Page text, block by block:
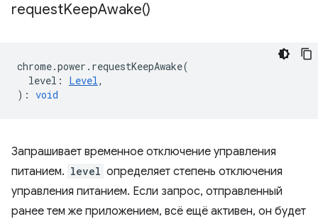
requestKeepAwake()
chrome.power . requestKeepAwake(
level : Level,
) : void
Запрашивает временное отключение управления
питанием. level определяет степень отключения
управления питанием. Если запрос, отправленный
ранее тем же приложением, всё ещё активен, он будет